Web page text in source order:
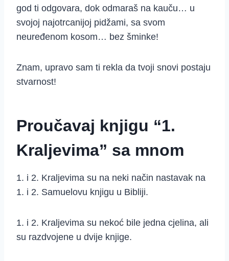
god ti odgovara, dok odmaraš na kauču… u
svojoj najotrcanijoj pidžami, sa svom
neuređenom kosom… bez šminke!
Znam, upravo sam ti rekla da tvoji snovi postaju
stvarnost!
Proučavaj knjigu “1.
Kraljevima” sa mnom
1. i 2. Kraljevima su na neki način nastavak na
1. i 2. Samuelovu knjigu u Bibliji.
1. i 2. Kraljevima su nekoć bile jedna cjelina, ali
su razdvojene u dvije knjige.